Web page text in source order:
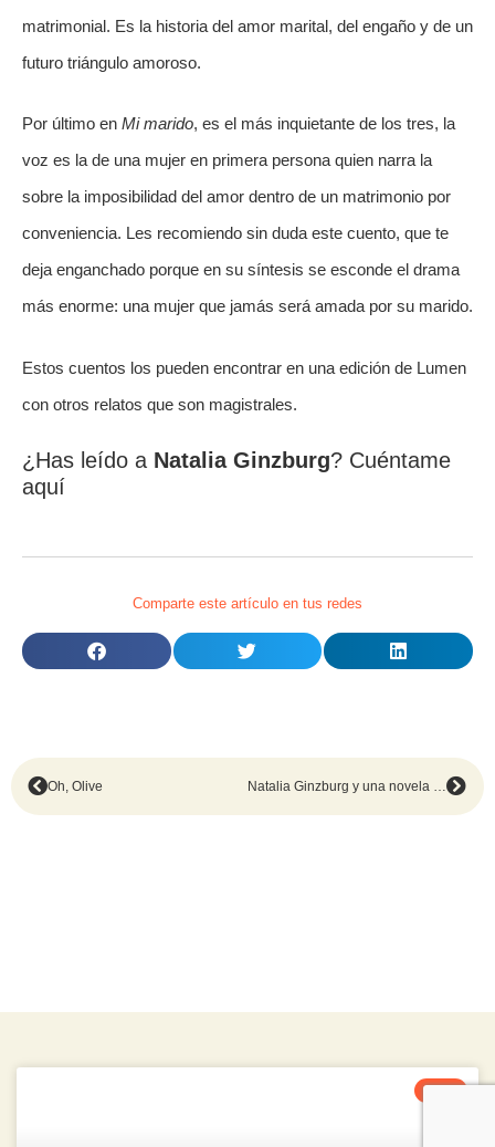
matrimonial. Es la historia del amor marital, del engaño y de un
futuro triángulo amoroso.
Por último en Mi marido, es el más inquietante de los tres, la
voz es la de una mujer en primera persona quien narra la
sobre la imposibilidad del amor dentro de un matrimonio por
conveniencia. Les recomiendo sin duda este cuento, que te
deja enganchado porque en su síntesis se esconde el drama
más enorme: una mujer que jamás será amada por su marido.
Estos cuentos los pueden encontrar en una edición de Lumen
con otros relatos que son magistrales.
¿Has leído a Natalia Ginzburg? Cuéntame
aquí
Comparte este artículo en tus redes
Oh, Olive Natalia Ginzburg y una novela magistral